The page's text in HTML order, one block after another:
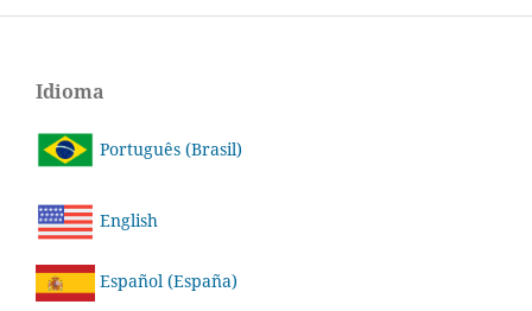
Idioma
Português (Brasil)
English
Español (España)